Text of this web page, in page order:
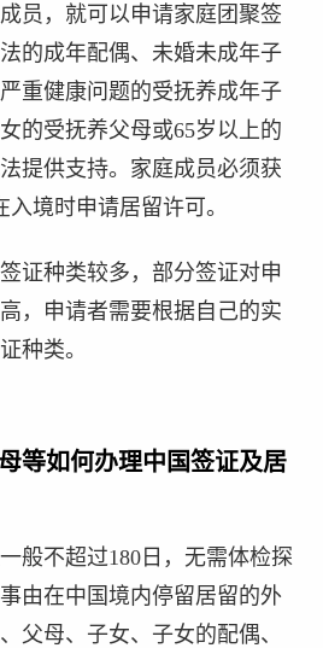
员，就可以申请家庭团聚签
的成年配偶、未婚未成年子
重健康问题的受抚养成年子
的受抚养父母或65岁以上的
提供支持。家庭成员必须获
境时申请居留许可。
证种类较多，部分签证对申
，申请者需要根据自己的实
种类。
等如何办理中国签证及居
般不超过180日，无需体检探
由在中国境内停留居留的外
父母、子女、子女的配偶、